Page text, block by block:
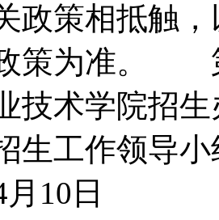
政策相抵触
策为准。
技术学院招
生工作领
10日